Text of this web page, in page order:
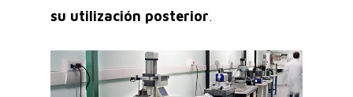
su utilización posterior.